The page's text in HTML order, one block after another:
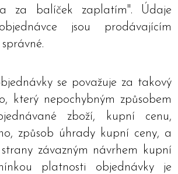
za balíček zaplatím". Údaje
jsou prodávajícím
se považuje za takový
který nepochybným způsobem
zboží, kupní cenu,
způsob úhrady kupní ceny, a
závazným návrhem kupní
platnosti objednávky je